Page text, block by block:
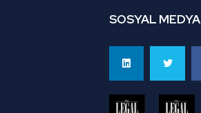
SOSYAL MEDYA